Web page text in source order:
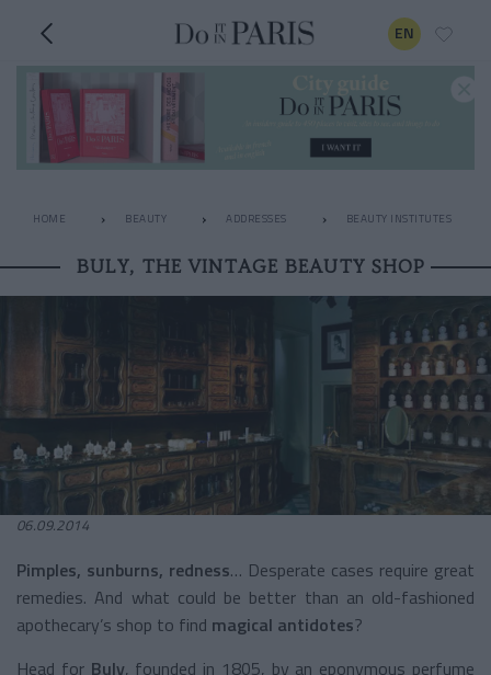
EN
HOME BEAUTY ADDRESSES BEAUTY INSTITUTES
BULY, THE VINTAGE BEAUTY SHOP
06.09.2014
Pimples, sunburns, redness… Desperate cases require great
remedies. And what could be better than an old-fashioned
apothecary’s shop to find magical antidotes?
Head forBuly, founded in 1805, by an eponymous perfume